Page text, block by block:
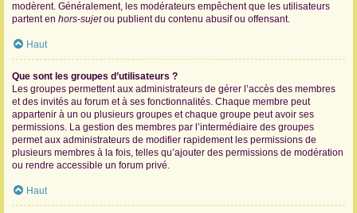
modèrent. Généralement, les modérateurs empêchent que les utilisateurs
partent en hors-sujetou publient du contenu abusif ou offensant.
Haut
Que sont les groupes d’utilisateurs ?
Les groupes permettent aux administrateurs de gérer l’accès des membres
et des invités au forum et à ses fonctionnalités. Chaque membre peut
appartenir à un ou plusieurs groupes et chaque groupe peut avoir ses
permissions. La gestion des membres par l’intermédiaire des groupes
permet aux administrateurs de modifier rapidement les permissions de
plusieurs membres à la fois, telles qu’ajouter des permissions de modération
ou rendre accessible un forum privé.
Haut